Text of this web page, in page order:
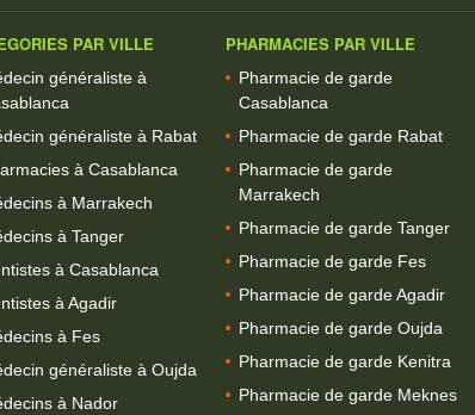
PAR VILLE
généraliste à
généraliste à Rabat
à Casablanca
à Marrakech
à Tanger
à Casablanca
à Agadir
à Fes
généraliste à Oujda
à Nador
PHARMACIES PAR VILLE
Pharmacie de garde
Casablanca
Pharmacie de garde Rabat
Pharmacie de garde
Marrakech
Pharmacie de garde Tanger
Pharmacie de garde Fes
Pharmacie de garde Agadir
Pharmacie de garde Oujda
Pharmacie de garde Kenitra
Pharmacie de garde Meknes